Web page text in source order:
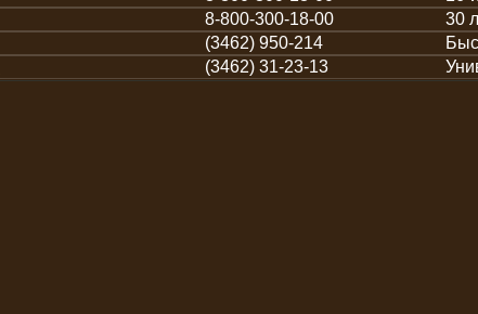
8-800-300-18-00
30
(3462) 950-214
(3462) 31-23-13